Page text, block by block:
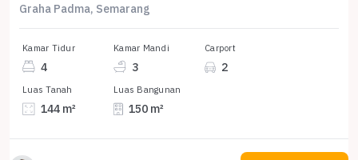
Graha Padma, Semarang
Kamar Tidur
4
Kamar Mandi
3
Carport
2
Luas Tanah
144 m²
Luas Bangunan
150 m²